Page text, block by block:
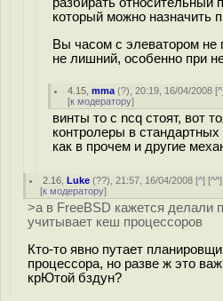
который можно назначить
Вы часом с элеватором не
не лишний, особенно при
4.15 ,mma (?), 20:19, 16/04/2008 [^
[к модератору]
винты то с ncq стоят, вот
контролеры в
как в прочем и другие
2.16 ,Luke (??), 21:57, 16/04/2008 [^] [^^
[к модератору]
>а в FreeBSD кажется делали
учитывает кеш процессоров
Кто-то явно путает
процессора, но разве ж это
крЮтой бздун?